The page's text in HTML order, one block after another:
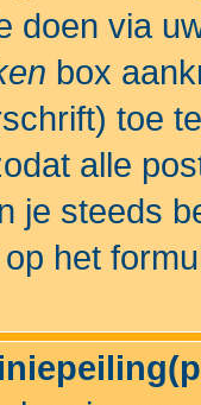
doen via
box
toe
alle
je steeds
het